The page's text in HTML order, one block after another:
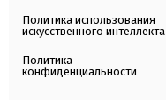
Политика использования
искусственного интеллекта
Политика
конфиденциальности